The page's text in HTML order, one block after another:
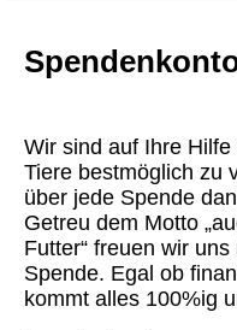
Wir sind auf Ihre
Tiere bestmöglich zu
über jede Spende
Getreu dem Motto
Futter“ freuen wir
Spende. Egal ob
kommt alles 100%ig